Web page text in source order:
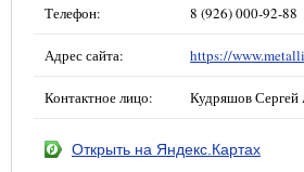
Телефон: 8 (926) 000-92-88
Адрес сайта: https://
Контактное лицо: Кудряшов Сергей
Открыть на Яндекс.Картах